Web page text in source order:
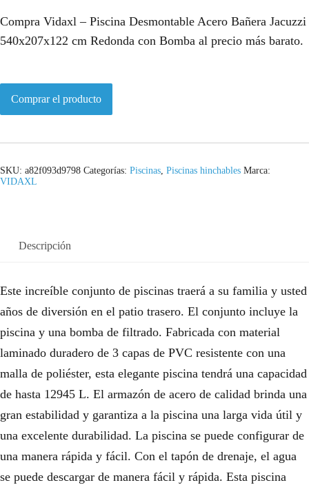
Compra Vidaxl – Piscina Desmontable Acero Bañera Jacuzzi
540x207x122 cm Redonda con Bomba al precio más barato.
Comprar el producto
SKU: a82f093d9798 Categorías: Piscinas, Piscinas hinchables Marca:
VIDAXL
Descripción
Este increíble conjunto de piscinas traerá a su familia y usted
años de diversión en el patio trasero. El conjunto incluye la
piscina y una bomba de filtrado. Fabricada con material
laminado duradero de 3 capas de PVC resistente con una
malla de poliéster, esta elegante piscina tendrá una capacidad
de hasta 12945 L. El armazón de acero de calidad brinda una
gran estabilidad y garantiza a la piscina una larga vida útil y
una excelente durabilidad. La piscina se puede configurar de
una manera rápida y fácil. Con el tapón de drenaje, el agua
se puede descargar de manera fácil y rápida. Esta piscina